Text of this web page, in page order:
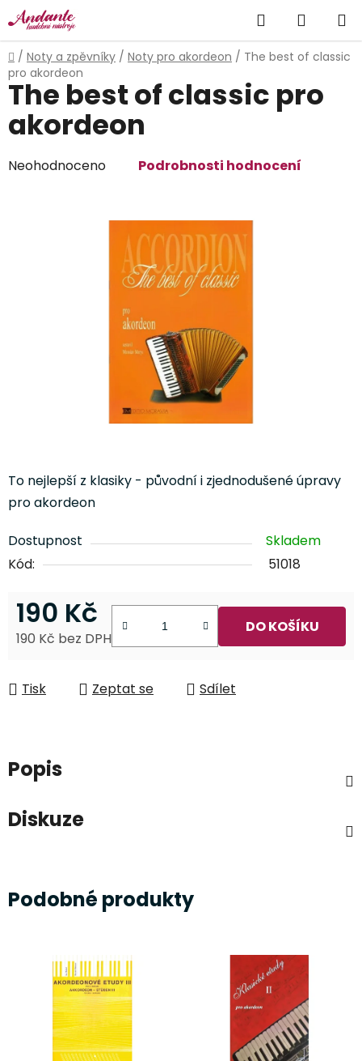
Přejít
na
obsah
Hledat
KOŠÍK
Domů
/ Noty a zpěvníky / Noty pro akordeon / The best of classic
pro akordeon
To nejlepší z klasiky - původní i zjednodušené úpravy
pro akordeon
Dostupnost
Skladem
Kód:
51018
190 Kč
190 Kč bez DPH
DO KOŠÍKU
Tisk Zeptat se Sdílet
The best of classic pro
akordeon
Průměrné
Neohodnoceno Podrobnosti hodnocení
Popis
Diskuze
Podobné produkty